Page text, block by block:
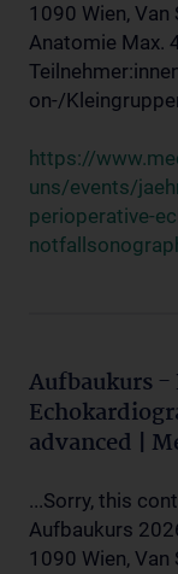
1090 Wien,
Anatomie Max.
on-/
https://
uns/events/
perioperative-
Aufbaukurs
advanced |
...Sorry, this
Aufbaukurs
1090 Wien,